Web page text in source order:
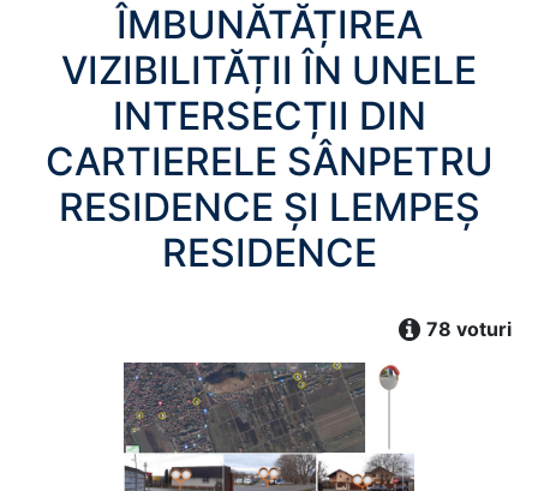
ÎMBUNĂTĂȚIREA
VIZIBILITĂȚII ÎN UNELE
INTERSECȚII DIN
CARTIERELE SÂNPETRU
RESIDENCE ȘI LEMPEȘ
RESIDENCE
78 voturi